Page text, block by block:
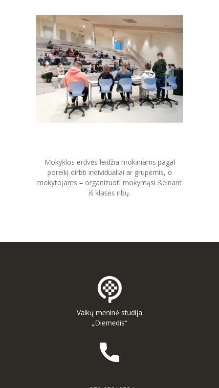
Mokyklos erdvės leidžia mokiniams pagal
poreikį dirbti individualiai ar grupėmis, o
mokytojams – organizuoti mokymąsi išeinant
iš klasės ribų.
Vaikų meninė studija
„Diemedis“